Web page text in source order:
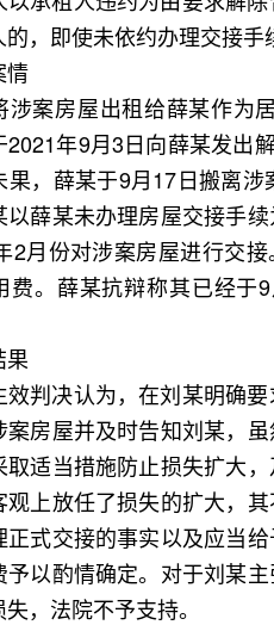
，即使未依约办理交接手
案房屋出租给薛某作为居
2021年9月3日向薛某发出
果，薛某于9月17日搬离
以薛某未办理房屋交接手
2月份对涉案房屋进行交
费。薛某抗辩称其已经于
决认为，在刘某明确要
案房屋并及时告知刘某，
取适当措施防止损失扩大
观上放任了损失的扩大，
正式交接的事实以及应当
予以酌情确定。对于刘某
，法院不予支持。